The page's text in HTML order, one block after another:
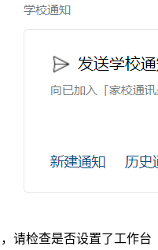
请检查是否设置了工作台